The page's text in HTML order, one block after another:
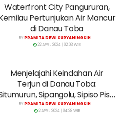
Waterfront City Pangururan,
Pertunjukan Air Mancur
di Danau Toba
BYPRAMITA DEWI SURYANINGSIH
22 APRIL 2024 | 02:03 WIB
Menjelajahi Keindahan Air
Terjun di Danau Toba:
Sipangolu, Sipiso Piso,
dan Janji
BYPRAMITA DEWI SURYANINGSIH
2 APRIL 2024 | 04:28 WIB